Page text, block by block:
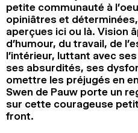
petite communauté à
opiniâtres et
aperçues ici ou là. Vision
d’humour, du travail, de
l’intérieur, luttant avec
ses absurdités, ses
omettre les préjugés en
Swen de Pauw porte un
sur cette courageuse
front.